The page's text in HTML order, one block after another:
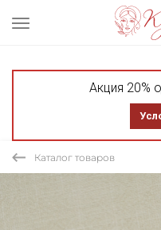
Акция 20%
Каталог товаров